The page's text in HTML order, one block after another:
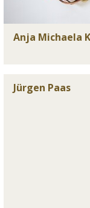
Anja Michaela
Jürgen Paas